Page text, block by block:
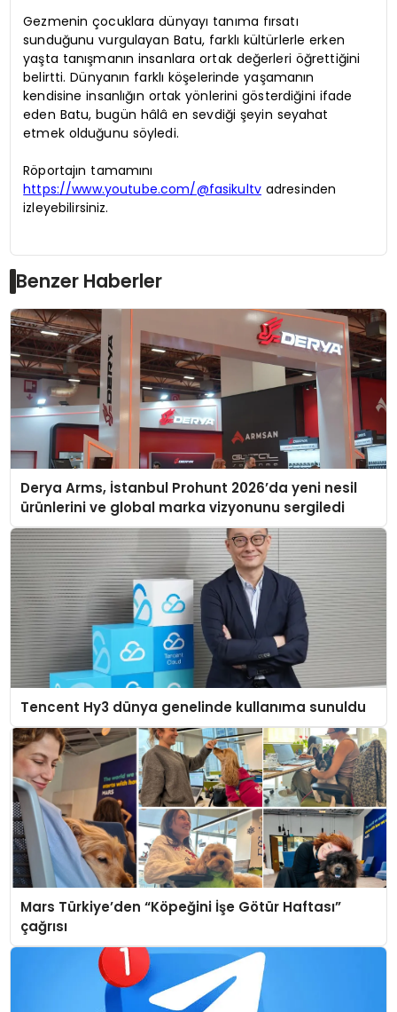
Gezmenin çocuklara dünyayı tanıma fırsatı
sunduğunu vurgulayan Batu, farklı kültürlerle erken
yaşta tanışmanın insanlara ortak değerleri öğrettiğini
belirtti. Dünyanın farklı köşelerinde yaşamanın
kendisine insanlığın ortak yönlerini gösterdiğini ifade
eden Batu, bugün hâlâ en sevdiği şeyin seyahat
etmek olduğunu söyledi.
Röportajın tamamını
https://www.youtube.com/@fasikultvadresinden
izleyebilirsiniz.
Benzer Haberler
Derya Arms, İstanbul Prohunt 2026’da yeni nesil
ürünlerini ve global marka vizyonunu sergiledi
Tencent Hy3 dünya genelinde kullanıma sunuldu
Mars Türkiye’den “Köpeğini İşe Götür Haftası”
çağrısı